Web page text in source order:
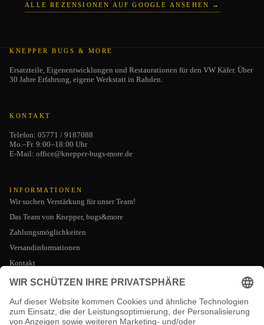
ALLE REZENSIONEN AUF GOOGLE ANSEHEN →
KNEPPER BUGS & MORE
Ersatzteile, Eigenentwicklungen und Restaurationen für den VW Käfer. Über
30 Jahre Erfahrung, eigene Werkstatt in Rahden.
KONTAKT
Telefon: 05771 / 9187088
Mo.–Fr. 9:00–18:00 Uhr
E-Mail: office@knepper-bugs-more.de
INFORMATIONEN
Wir suchen Verstärkung für unser Team!
Das Team von Knepper, bugs&more
Zahlungsmöglichkeiten
Versandinformationen
Kontakt
RECHTLICHES
Impressum
AGB
Impressum
Kontaktinformationen